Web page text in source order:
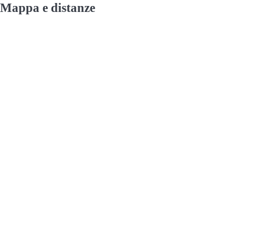
Mappa e distanze